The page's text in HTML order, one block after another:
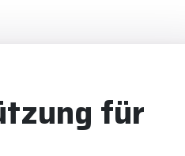
für